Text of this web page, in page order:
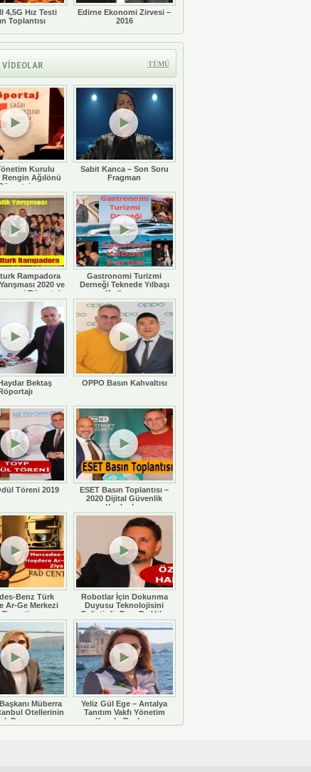
4,5G Hız Testi
Toplantısı
Edirne Ekonomi Zirvesi –
2016
VİDEOLAR TÜMÜ
Kurulu
Rengin Ağılönü
Sabit Kanca – Son Soru
Fragman
Rampadora
2020 ve
Röportajı
Gastronomi Turizmi
Derneği Teknede Yılbaşı
Kutlaması
Bektaş
OPPO Basın Kahvaltısı
Töreni 2019
ESET Basın Toplantısı –
2020 Dijital Güvenlik
Yazılımları
Benz Türk
Ar-Ge Merkezi
Ziyareti
Robotlar İçin Dokunma
Duyusu Teknolojisini
Geliştirdi: Doç. Dr. Utku
Büyükşahin
Müberra
Otellerinin
Durumunu
Yeliz Gül Ege – Antalya
Tanıtım Vakfı Yönetim
Kurulu Başkanı